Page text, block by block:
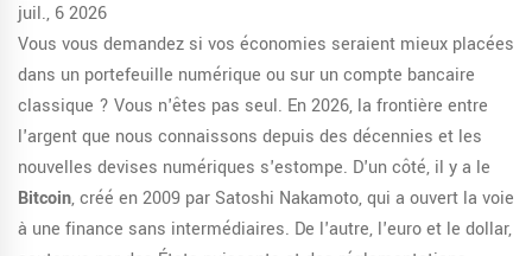
juil., 6 2026
Vous vous demandez si vos économies seraient mieux placées
dans un portefeuille numérique ou sur un compte bancaire
classique ? Vous n'êtes pas seul. En 2026, la frontière entre
l'argent que nous connaissons depuis des décennies et les
nouvelles devises numériques s'estompe. D'un côté, il y a le
Bitcoin, créé en 2009 par Satoshi Nakamoto, qui a ouvert la voie
à une finance sans intermédiaires. De l'autre, l'euro et le dollar,